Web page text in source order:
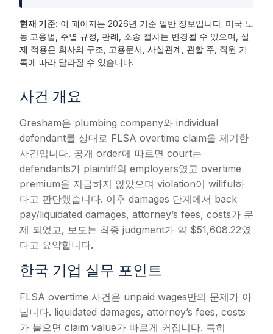
현재 기준: 이 페이지는 2026년 기준 일반 정보입니다. 미국 노
동·고용법, 주별 규정, 판례, 소송 절차는 변경될 수 있으며, 실
제 적용은 회사의 구조, 고용문서, 사실관계, 관할 주, 직원 기
록에 따라 달라질 수 있습니다.
사건 개요
Gresham은 plumbing company와 individual
defendant를 상대로 FLSA overtime claim을 제기한
사건입니다. 공개 order에 따르면 court는
defendants가 plaintiff의 employers였고 overtime
premium을 지급하지 않았으며 violation이 willful하
다고 판단했습니다. 이후 damages 단계에서 back
pay/liquidated damages, attorney’s fees, costs가 문
제 되었고, 보도는 최종 judgment가 약 $51,608.22였
다고 요약합니다.
한국 기업 실무 포인트
FLSA overtime 사건은 unpaid wages만의 문제가 아
닙니다. liquidated damages, attorney’s fees, costs
가 붙으면 claim value가 빠르게 커집니다. 특히